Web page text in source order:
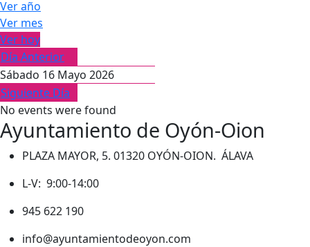
Ver año
Ver mes
Ver hoy
Día Anterior
Sábado 16 Mayo 2026
Siguiente Día
No events were found
Ayuntamiento de Oyón-Oion
PLAZA MAYOR, 5. 01320 OYÓN-OION. ÁLAVA
L-V: 9:00-14:00
945 622 190
info@ayuntamientodeoyon.com